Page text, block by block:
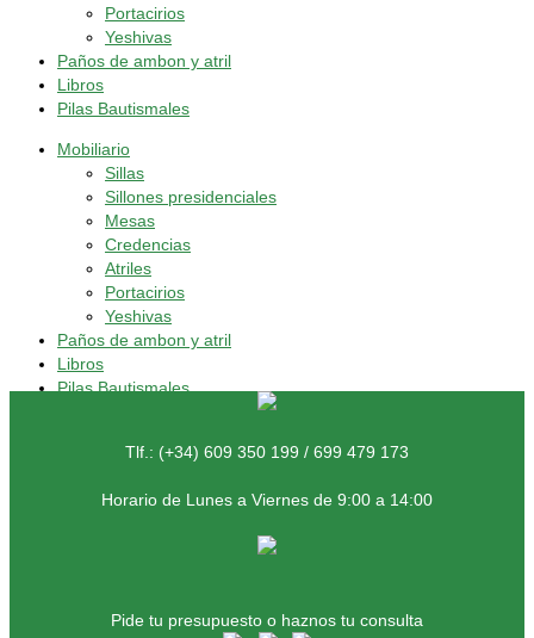
Portacirios
Yeshivas
Paños de ambon y atril
Libros
Pilas Bautismales
Mobiliario
Sillas
Sillones presidenciales
Mesas
Credencias
Atriles
Portacirios
Yeshivas
Paños de ambon y atril
Libros
Pilas Bautismales
Tlf.: (+34) 609 350 199 / 699 479 173
Horario de Lunes a Viernes de 9:00 a 14:00
Pide tu presupuesto o haznos tu consulta